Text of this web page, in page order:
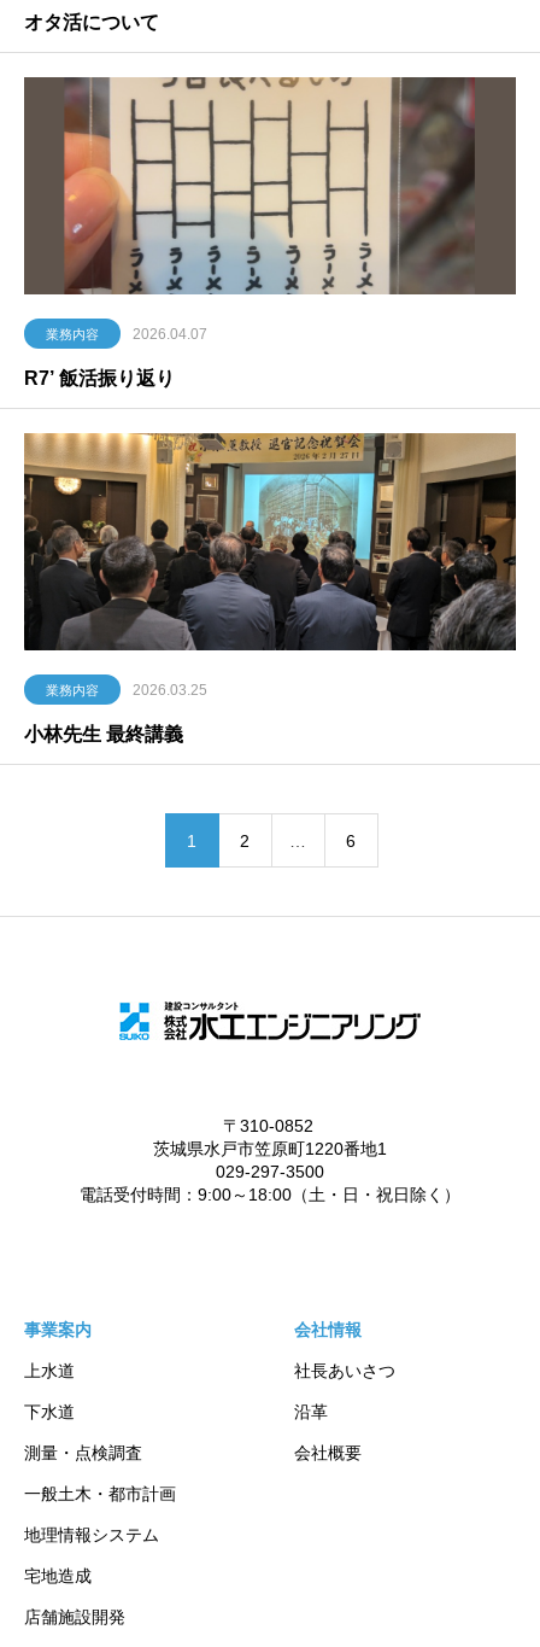
オタ活について
業務内容 2026.04.07
R7’ 飯活振り返り
業務内容 2026.03.25
小林先生 最終講義
1 2 6
事業案内
上水道
下水道
測量・点検調査
一般土木・都市計画
地理情報システム
宅地造成
店舗施設開発
会社情報
社長あいさつ
沿革
会社概要